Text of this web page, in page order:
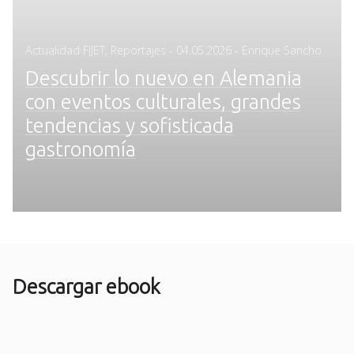
Actualidad FIJET Reportajes - Posted
04.05.2026 - Enrique Sancho
Descubrir lo nuevo en Alemania
con eventos culturales, grandes
tendencias y sofisticada
gastronomía
Descargar ebook